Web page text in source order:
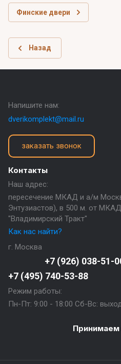
Финские двери
Назад
Контакты
Наш адрес:
пересечение МКАД и а/м
Энтузиастов), в 500 м. от
"Владимирский Тракт"
Как нас найти?
г. Москва
+7 (926) 038-51-
+7 (495) 740-53-88
Режим работы:
Пн-Пт: 9:00 - 18:00 Сб-Вс:
Напишите нам:
dverikomplekt@mail.ru
заказать звонок
Принимаем